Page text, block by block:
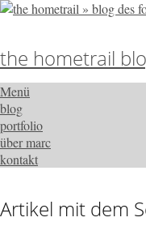
the hometrail
Menü
blog
portfolio
über marc
kontakt
Artikel mit dem